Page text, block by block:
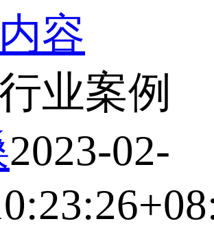
容
业案例
2023-02-